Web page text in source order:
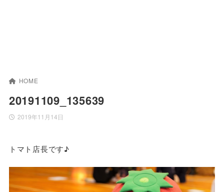
HOME
20191109_135639
2019年11月14日
トマト店長です♪